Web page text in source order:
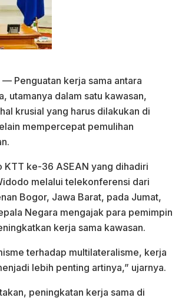
Penguatan kerja sama antara
utamanya dalam satu kawasan,
krusial yang harus dilakukan di
mempercepat pemulihan
KTT ke-36 ASEAN yang dihadiri
melalui telekonferensi dari
Bogor, Jawa Barat, pada Jumat,
Negara mengajak para pemimpin
kerja sama kawasan.
terhadap multilateralisme, kerja
lebih penting artinya,” ujarnya.
peningkatan kerja sama di